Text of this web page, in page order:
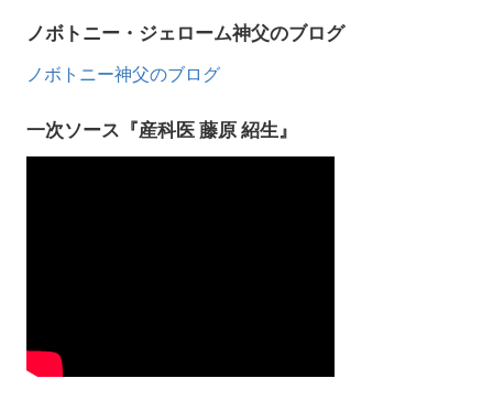
ノボトニー・ジェローム神父のブログ
ノボトニー神父のブログ
一次ソース『産科医 藤原 紹生』